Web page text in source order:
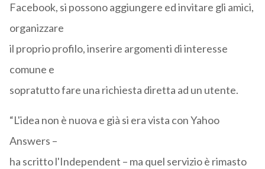
Facebook, si possono aggiungere ed invitare gli amici,
organizzare
il proprio profilo, inserire argomenti di interesse
comune e
sopratutto fare una richiesta diretta ad un utente.
“L'idea non è nuova e già si era vista con Yahoo
Answers –
ha scritto l'Independent – ma quel servizio è rimasto